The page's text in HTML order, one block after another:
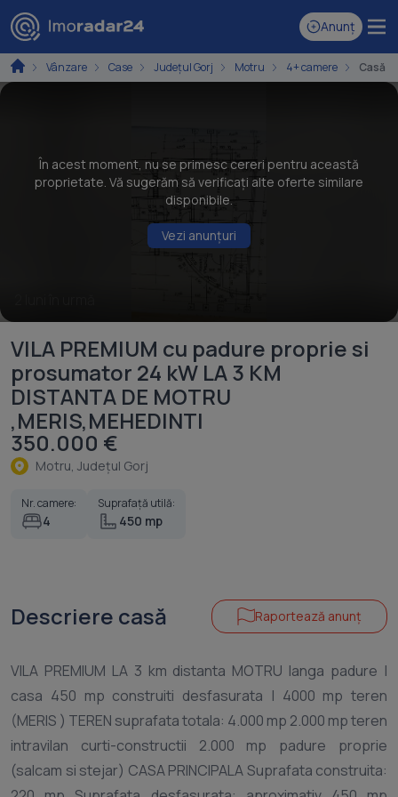
Anunț
Vânzare Case Județul Gorj Motru 4+ camere Casă
În acest moment, nu se primesc cereri pentru această
proprietate. Vă sugerăm să verificați alte oferte similare
disponibile.
Vezi anunțuri
VILA PREMIUM cu padure proprie si
prosumator 24 kW LA 3 KM
DISTANTA DE MOTRU
,MERIS,MEHEDINTI
350.000 €
Motru, Judeţul Gorj
Nr. camere:
4
Suprafață utilă:
450 mp
Descriere casă Raportează anunț
VILA PREMIUM LA 3 km distanta MOTRU langa padure |
casa 450 mp construiti desfasurata | 4000 mp teren
(MERIS ) TEREN suprafata totala: 4.000 mp 2.000 mp teren
intravilan curti-constructii 2.000 mp padure proprie
(salcam si stejar) CASA PRINCIPALA Suprafata construita: